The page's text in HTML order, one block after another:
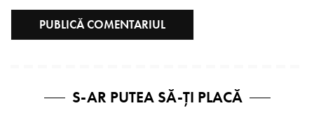
S-AR PUTEA SĂ-ȚI PLACĂ